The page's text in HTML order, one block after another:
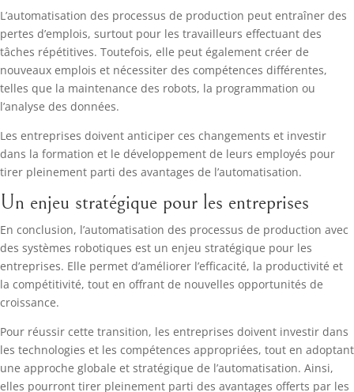
L’automatisation des processus de production peut entraîner des
pertes d’emplois, surtout pour les travailleurs effectuant des
tâches répétitives. Toutefois, elle peut également créer de
nouveaux emplois et nécessiter des compétences différentes,
telles que la maintenance des robots, la programmation ou
l’analyse des données.
Les entreprises doivent anticiper ces changements et investir
dans la formation et le développement de leurs employés pour
tirer pleinement parti des avantages de l’automatisation.
Un enjeu stratégique pour les entreprises
En conclusion, l’automatisation des processus de production avec
des systèmes robotiques est un enjeu stratégique pour les
entreprises. Elle permet d’améliorer l’efficacité, la productivité et
la compétitivité, tout en offrant de nouvelles opportunités de
croissance.
Pour réussir cette transition, les entreprises doivent investir dans
les technologies et les compétences appropriées, tout en adoptant
une approche globale et stratégique de l’automatisation. Ainsi,
elles pourront tirer pleinement parti des avantages offerts par les